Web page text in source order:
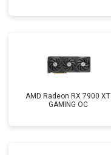
AMD Radeon RX 7900 XT
GAMING OC